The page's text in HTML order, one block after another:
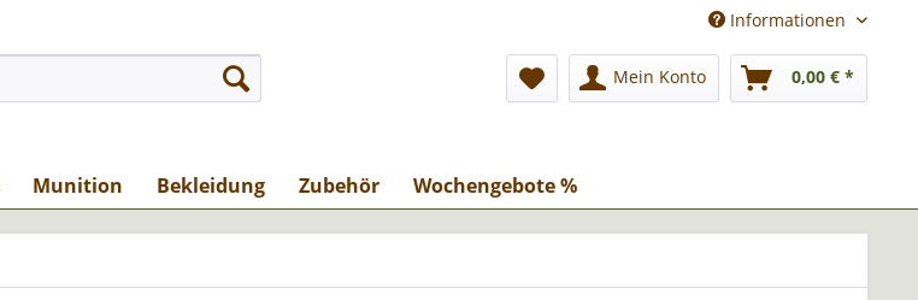
Informationen
Mein Konto 0,00 € *
Munition Bekleidung Zubehör Wochengebote %